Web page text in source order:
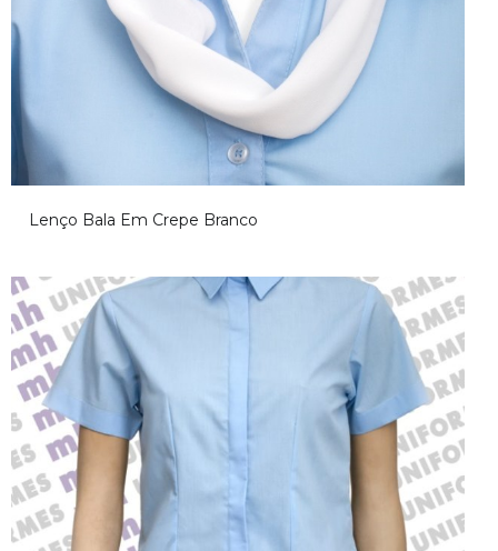
Lenço Bala Em Crepe Branco